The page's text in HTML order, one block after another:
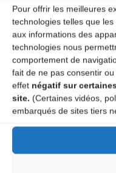
Pour offrir les meilleures
technologies telles que
aux informations des
technologies nous
comportement de
fait de ne pas consentir
effet négatif sur
site. (Certaines vidéos,
embarqués de sites tiers
Accueil: 14h
Stage de 14h30
Renseignements
Participation: 5
Possibilité
souhaitent –
chaussures, éviter les
Stage encadré par
Proposé par